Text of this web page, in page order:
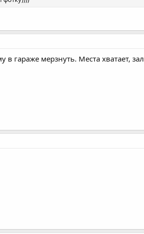
гараже мерзнуть. Места хватает, зал